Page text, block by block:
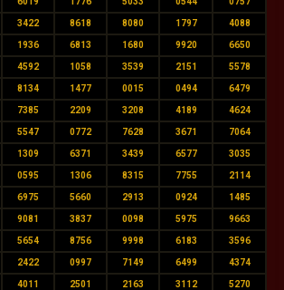
3422 8618 8080 1797 4088
1936 6813 1680 9920 6650
4592 1058 3539 2151 5578
8134 1477 0015 0494 6479
7385 2209 3208 4189 4624
5547 0772 7628 3671 7064
1309 6371 3439 6577 3035
0595 1306 8315 7755 2114
6975 5660 2913 0924 1485
9081 3837 0098 5975 9663
5654 8756 9998 6183 3596
2422 0997 7149 6499 4374
4011 2501 2163 3112 5270